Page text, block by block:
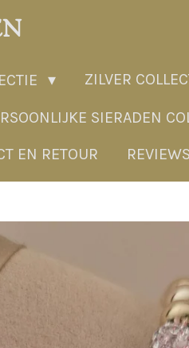
ZILVER
SIERADEN
EN RETOUR REVIEWS